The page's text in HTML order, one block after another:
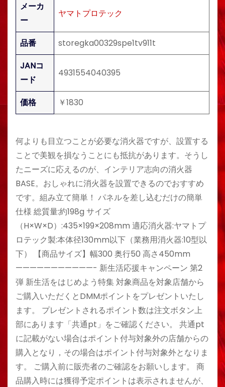
メーカ
ー
ヤマトプロテック
品番
storegka00329spe1tv911t
JANコ
ード
4931554040395
価格 ￥1830
何よりも目立つことが必要な消火器ですが、設置する
ことで美観を損なうことにも抵抗があります。そうし
たニーズに応えるのが、インテリア志向の消火器
BASE。おしゃれに消火器を設置できるのでおすすめ
です。組み立て簡単！ パネルを差し込むだけの簡単
仕様 総質量:約198g サイズ
（H×W×D）:435×199×208mm 適応消火器:ヤマトプ
ロテック製:本体径130mm以下（業務用消火器:10型以
下） 【商品サイズ】幅300 奥行50 高さ450mm
———————————- 新生活応援キャンペーン 第2
弾 新生活をはじめよう特集 対象商品を対象店舗から
ご購入いただくとDMMポイントをプレゼントいたし
ます。 プレゼントされるポイント数は注文ボタン上
部にあります「共通pt」をご確認ください。 共通pt
に記載がない場合はポイント付与対象外の店舗からの
購入となり，その場合はポイント付与対象外となりま
す。 ご購入前に販売者のご確認をお願いします。 商
品購入時には獲得予定ポイントは表示されませんが、